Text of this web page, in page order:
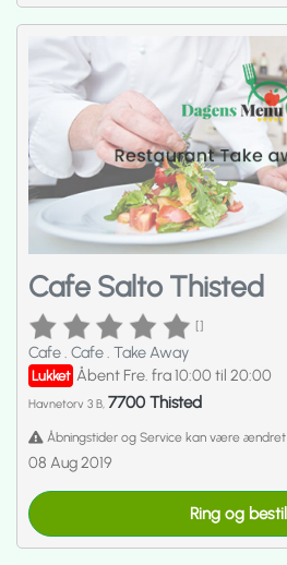
Cafe Salto Thisted
[]
Cafe. Cafe. Take Away
Lukket Åbent Fre. fra 10:00 til 20:00
Havnetorv 3 B, 7700 Thisted
Åbningstider og Service kan være ændret
08 Aug 2019
Ring og bestil